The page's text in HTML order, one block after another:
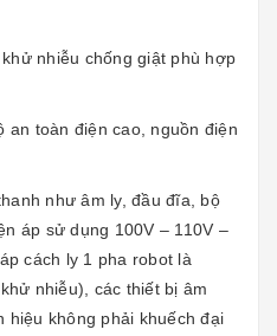
nhiễu chống giật phù hợp
an toàn điện cao, nguồn điện
như âm ly, đầu đĩa, bộ
áp sử dụng 100V – 110V –
cách ly 1 pha robot là
nhiễu), các thiết bị âm
hiệu không phải khuếch đại